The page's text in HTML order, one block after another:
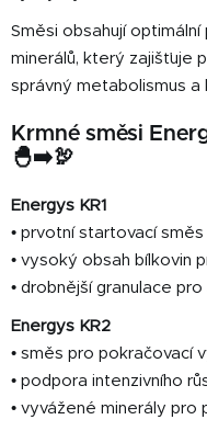
Směsi obsahují
minerálů, který zajišťuje
správný metabolismus a
Krmné směsi
🐣➡️🦃
Energys KR1
• prvotní startovací
• vysoký obsah bílkovin
• drobnější granulace
Energys KR2
• směs pro pokračovací
• podpora intenzivního
• vyvážené minerály pro